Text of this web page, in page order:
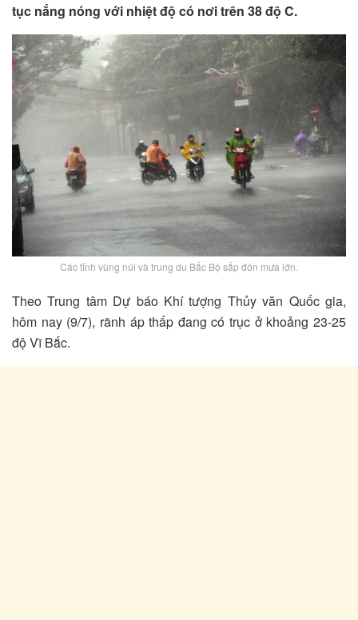
tục nắng nóng với nhiệt độ có nơi trên 38 độ C.
Các tỉnh vùng núi và trung du Bắc Bộ sắp đón mưa lớn.
Theo Trung tâm Dự báo Khí tượng Thủy văn Quốc gia,
hôm nay (9/7), rãnh áp thấp đang có trục ở khoảng 23-25
độ Vĩ Bắc.